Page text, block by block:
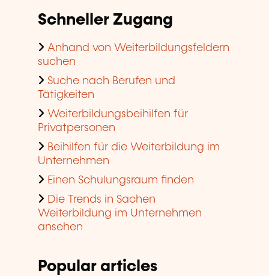
Schneller Zugang
Anhand von Weiterbildungsfeldern
suchen
Suche nach Berufen und
Tätigkeiten
Weiterbildungsbeihilfen für
Privatpersonen
Beihilfen für die Weiterbildung im
Unternehmen
Einen Schulungsraum finden
Die Trends in Sachen
Weiterbildung im Unternehmen
ansehen
Popular articles